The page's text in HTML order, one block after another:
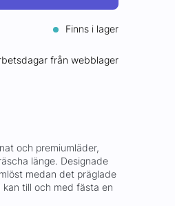
Finns i lager
från webblager
och premiumläder,
länge. Designade
medan det präglade
kan till och med fästa en